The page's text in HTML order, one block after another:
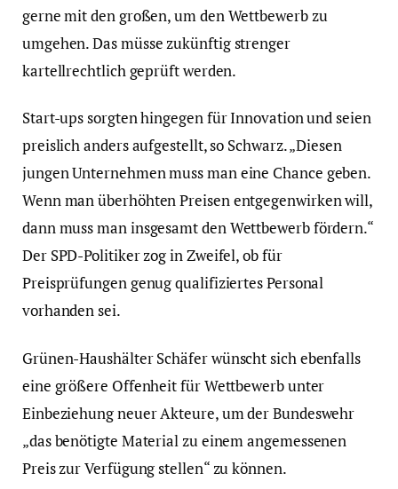
gerne mit den großen, um den Wettbewerb zu
umgehen. Das müsse zukünftig strenger
kartellrechtlich geprüft werden.
Start-ups sorgten hingegen für Innovation und seien
preislich anders aufgestellt, so Schwarz. „Diesen
jungen Unternehmen muss man eine Chance geben.
Wenn man überhöhten Preisen entgegenwirken will,
dann muss man insgesamt den Wettbewerb fördern.“
Der SPD-Politiker zog in Zweifel, ob für
Preisprüfungen genug qualifiziertes Personal
vorhanden sei.
Grünen-Haushälter Schäfer wünscht sich ebenfalls
eine größere Offenheit für Wettbewerb unter
Einbeziehung neuer Akteure, um der Bundeswehr
„das benötigte Material zu einem angemessenen
Preis zur Verfügung stellen“ zu können.